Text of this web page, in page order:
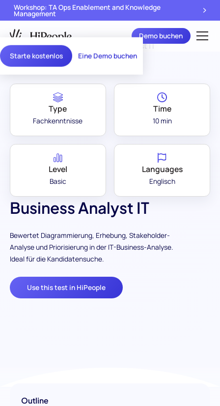
Starte kostenlos Eine Demo buchen
Workshop: TA Ops Enablement and Knowledge
Management
Demo buchen
Assessment Library Business Analyst IT
Business Analyst IT
Bewertet Diagrammierung, Erhebung, Stakeholder-
Analyse und Priorisierung in der IT-Business-Analyse.
Ideal für die Kandidatensuche.
Use this test in HiPeople
Type
Fachkenntnisse
Time
10 min
Level
Basic
Languages
Englisch
Outline